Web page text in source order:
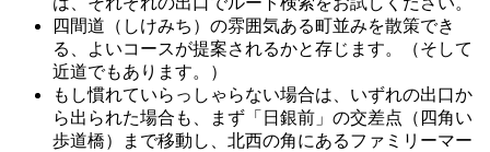
四間道（しけみち）の雰囲気ある町並みを散策でき
る、よいコースが提案されるかと存じます。（そして
近道でもあります。）
もし慣れていらっしゃらない場合は、いずれの出口か
ら出られた場合も、まず「日銀前」の交差点（四角い
歩道橋）まで移動し、北西の角にあるファミリーマー